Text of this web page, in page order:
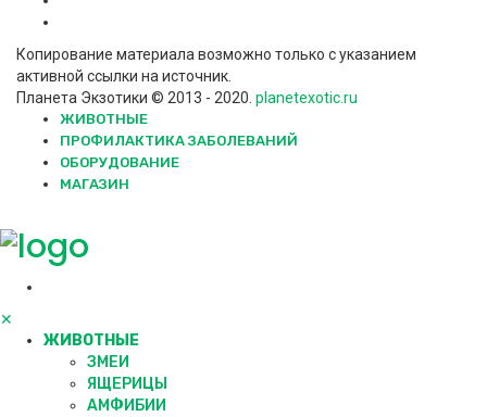
Копирование материала возможно только с указанием
активной ссылки на источник.
Планета Экзотики © 2013 - 2020. planetexotic.ru
ЖИВОТНЫЕ
ПРОФИЛАКТИКА ЗАБОЛЕВАНИЙ
ОБОРУДОВАНИЕ
МАГАЗИН
✕
ЖИВОТНЫЕ
ЗМЕИ
ЯЩЕРИЦЫ
АМФИБИИ